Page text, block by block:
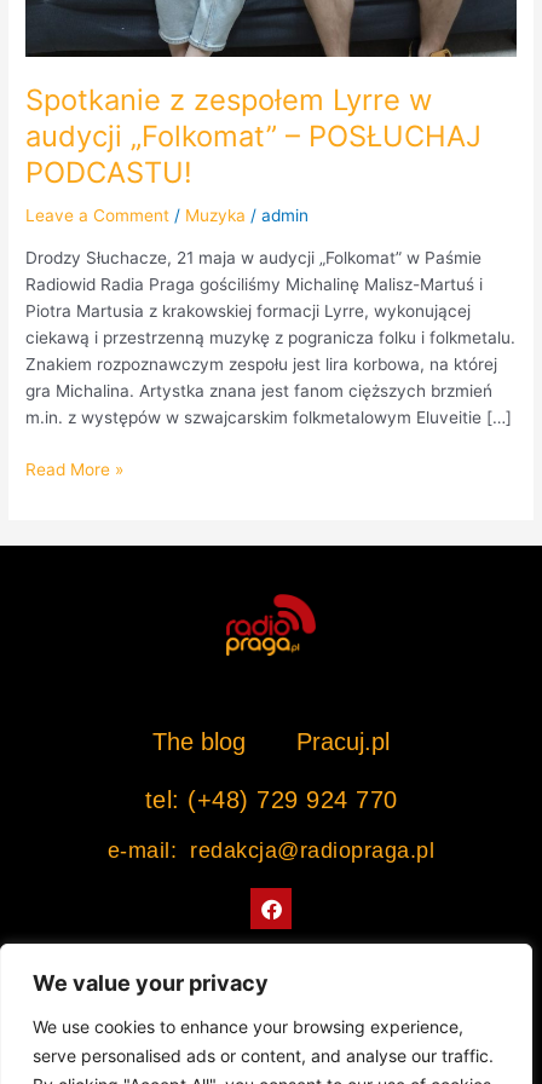
We value your privacy
We use cookies to enhance your browsing experience,
serve personalised ads or content, and analyse our traffic.
Spotkanie z zespołem Lyrre w
audycji „Folkomat” – POSŁUCHAJ
PODCASTU!
Leave a Comment / Muzyka /admin
Drodzy Słuchacze, 21 maja w audycji „Folkomat” w Paśmie
Radiowid Radia Praga gościliśmy Michalinę Malisz-Martuś i
Piotra Martusia z krakowskiej formacji Lyrre, wykonującej
ciekawą i przestrzenną muzykę z pogranicza folku i folkmetalu.
Znakiem rozpoznawczym zespołu jest lira korbowa, na której
gra Michalina. Artystka znana jest fanom cięższych brzmień
m.in. z występów w szwajcarskim folkmetalowym Eluveitie […]
Read More »
The blog Pracuj.pl
tel: (+48) 729 924 770
e-mail: redakcja@radiopraga.pl
F
a
c
o
k
Współpracujemy z Muzeum Warszawskiej Pragi
© 2022 All rights Reserved. Radiopraga.pl